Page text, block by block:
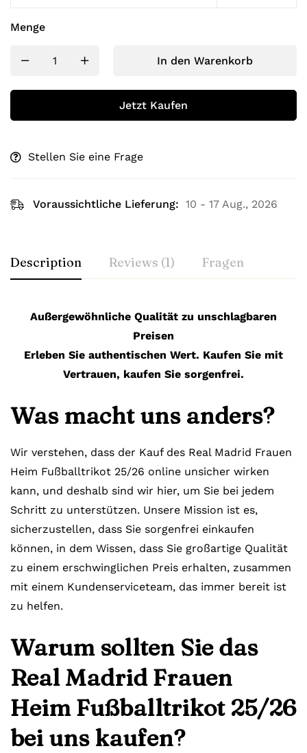
Menge
In den Warenkorb
Jetzt Kaufen
Stellen Sie eine Frage
Voraussichtliche Lieferung: 10 - 17 Aug., 2026
Description Reviews (1) Fragen
Außergewöhnliche Qualität zu unschlagbaren
Preisen
Erleben Sie authentischen Wert. Kaufen Sie mit
Vertrauen, kaufen Sie sorgenfrei.
Was macht uns anders?
Wir verstehen, dass der Kauf des Real Madrid Frauen
Heim Fußballtrikot 25/26 online unsicher wirken
kann, und deshalb sind wir hier, um Sie bei jedem
Schritt zu unterstützen. Unsere Mission ist es,
sicherzustellen, dass Sie sorgenfrei einkaufen
können, in dem Wissen, dass Sie großartige Qualität
zu einem erschwinglichen Preis erhalten, zusammen
mit einem Kundenserviceteam, das immer bereit ist
zu helfen.
Warum sollten Sie das
Real Madrid Frauen
Heim Fußballtrikot 25/26
bei uns kaufen?